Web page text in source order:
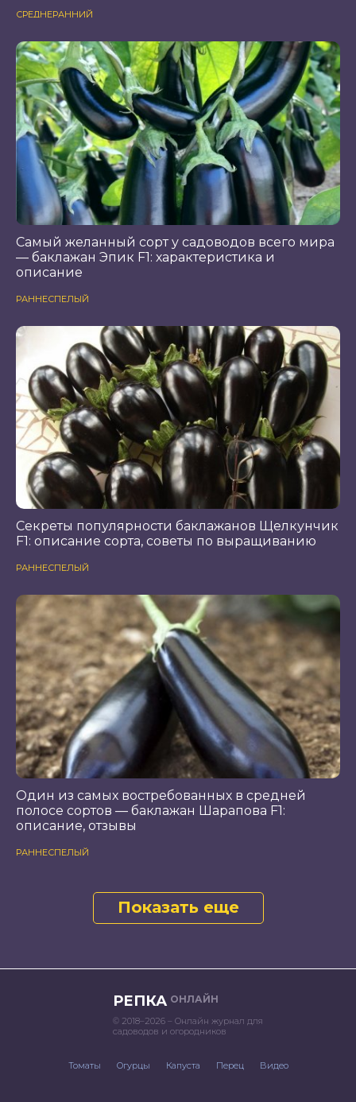
СРЕДНЕРАННИЙ
Самый желанный сорт у садоводов всего мира
— баклажан Эпик F1: характеристика и
описание
РАННЕСПЕЛЫЙ
Секреты популярности баклажанов Щелкунчик
F1: описание сорта, советы по выращиванию
РАННЕСПЕЛЫЙ
Один из самых востребованных в средней
полосе сортов — баклажан Шарапова F1:
описание, отзывы
РАННЕСПЕЛЫЙ
Показать еще
РЕПКА ОНЛАЙН
© 2018–2026 – Онлайн журнал для
садоводов и огородников
Томаты Огурцы Капуста Перец Видео